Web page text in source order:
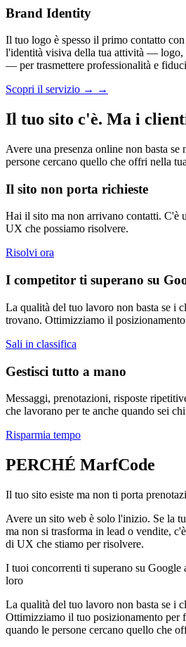
Brand Identity
Il tuo logo è spesso il primo contatto
l'identità visiva della tua attività — logo,
— per trasmettere professionalità e
Scopri il servizio → →
Il tuo sito c'è. Ma i
Avere una presenza online non basta
persone cercano quello che offri nella
Il sito non porta richieste
Hai il sito ma non arrivano contatti. C'è
UX che possiamo risolvere.
Risolvi ora
I competitor ti superano su
La qualità del tuo lavoro non basta se i
trovano. Ottimizziamo il
Sali in classifica
Gestisci tutto a mano
Messaggi, prenotazioni, risposte
che lavorano per te anche quando sei
Risparmia tempo
PERCHÉ MarfCode
Il tuo sito esiste ma non ti porta
Avere un sito web è solo l'inizio. Se la
ma non si trasforma in lead o vendite,
di UX che stiamo per risolvere.
I tuoi concorrenti ti superano su Google
loro
La qualità del tuo lavoro non basta se i
Ottimizziamo il tuo posizionamento per
quando le persone cercano quello che